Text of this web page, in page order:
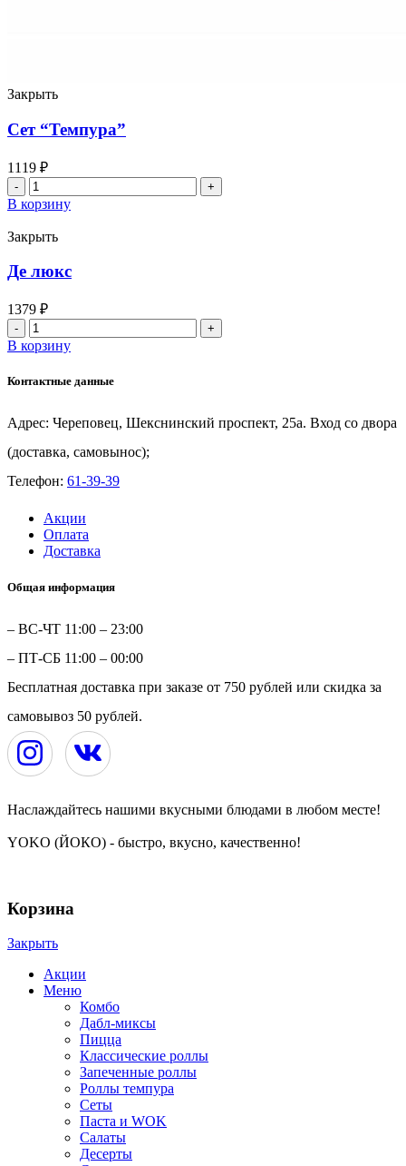
Закрыть
Сет “Темпура”
1119 ₽
Количество
товара
Сет
"Темпура"
В корзину
Закрыть
Де люкс
1379 ₽
Количество
товара
Де
В корзину
Контактные данные
Адрес: Череповец, Шекснинский проспект, 25а. Вход со двора
(доставка, самовынос);
Телефон: 61-39-39
Акции
Оплата
Доставка
Общая информация
– ВС-ЧТ 11:00 – 23:00
– ПТ-СБ 11:00 – 00:00
Бесплатная доставка при заказе от 750 рублей или скидка за
самовывоз 50 рублей.
Наслаждайтесь нашими вкусными блюдами в любом месте!
YOKO (ЙОКО) - быстро, вкусно, качественно!
Корзина
Закрыть
Акции
Меню
Комбо
Дабл-миксы
Пицца
Классические роллы
Запеченные роллы
Роллы темпура
Сеты
Паста и WOK
Салаты
Десерты